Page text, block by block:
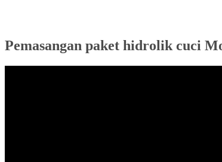
Pemasangan paket hidrolik cuci